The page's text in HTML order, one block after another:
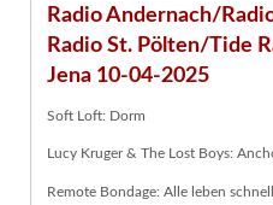
Radio Andernach/
Radio St. Pölten/Tide
Jena 10-04-2025
Soft Loft: Dorm
Lucy Kruger & The Lost Boys:
Remote Bondage: Alle leben